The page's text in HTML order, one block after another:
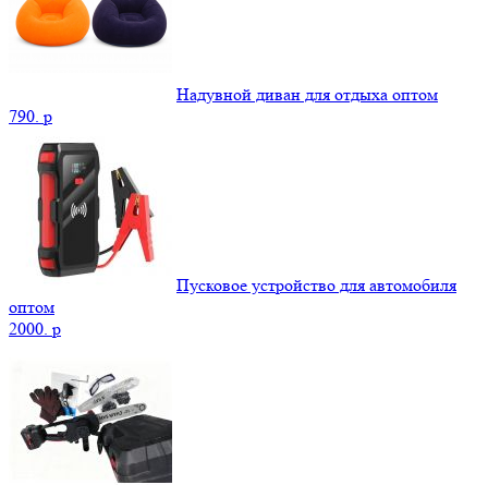
Надувной диван для отдыха оптом
790. p
Пусковое устройство для автомобиля
оптом
2000. p